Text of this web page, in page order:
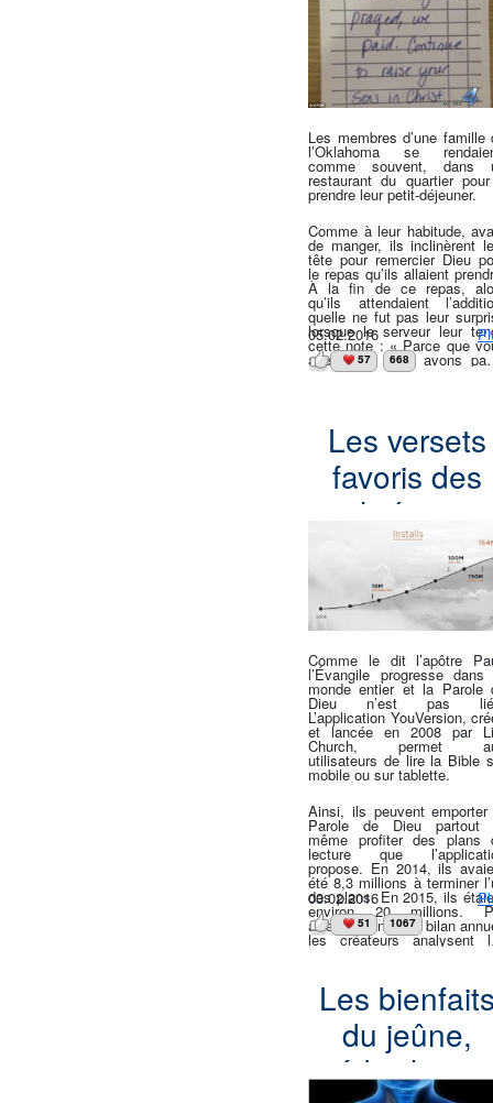
Les membres d’une famille
l’Oklahoma se
comme souvent, dans
restaurant du quartier
prendre leur petit-déjeuner.
Comme à leur habitude,
de manger, ils inclinèrent
tête pour remercier Dieu
le repas qu’ils allaient
À la fin de ce repas,
qu’ils attendaient
quelle ne fut pas leur
lorsque le serveur leur
cette note : « Parce que
avez prié, nous avons
Continuez d’élever vos fils
fondit en larmes face à
générosité d’un
inconnu, avant d’ajouter
Nous voyons de
personnes payer un
d’avance pour une
lorsqu’arrive le temps
vacances, nous le
souvent. Nous avons de
bons clients ! »
05.02.2016
57 668
Les versets
favoris des
chrétiens
selon
l’application
YouVersion
Comme le dit l’apôtre
l’Évangile progresse
monde entier et la Parole
Dieu n’est pas
L’application YouVersion,
et lancée en 2008 par
Church, permet
utilisateurs de lire la Bible
mobile ou sur tablette.
Ainsi, ils peuvent
Parole de Dieu partout
même profiter des plans
lecture que
propose. En 2014, ils
été 8,3 millions à terminer
des plans. En 2015, ils
environ 20 millions.
ailleurs, dans leur bilan
les créateurs analysent
Voici donc les versets
des chrétiens dans les
pays ou
YouVersion est la plus
:  Proverbes 3:5,6 : «
toi en l’Éternel de tout
cœur, et ne t’appuie pas
sagesse. Reconnais-le
toutes tes voies, et il
03.02.2016
51 1067
Les
du jeûne,